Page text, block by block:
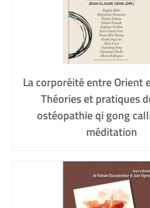
La corporéité entre Orient
Théories et pratiques
ostéopathie qi gong
méditation